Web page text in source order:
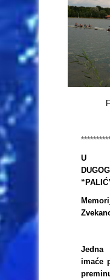
U
Jedna
imaće